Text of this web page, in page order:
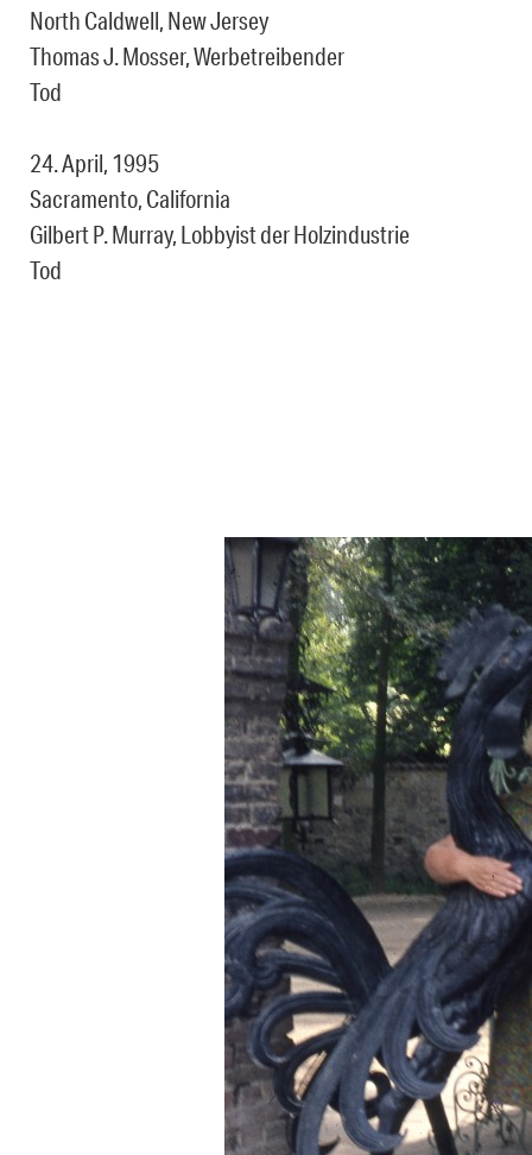
North Caldwell, New Jersey
Thomas J. Mosser, Werbetreibender
Tod
24. April, 1995
Sacramento, California
Gilbert P. Murray, Lobbyist der Holzindustrie
Tod